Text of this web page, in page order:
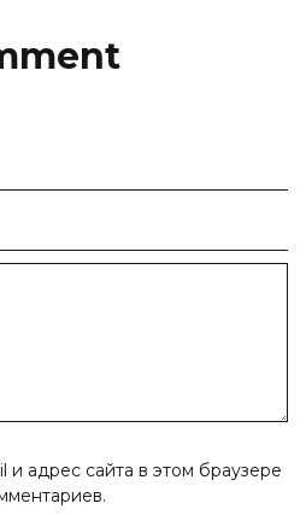
и адрес сайта в этом браузере